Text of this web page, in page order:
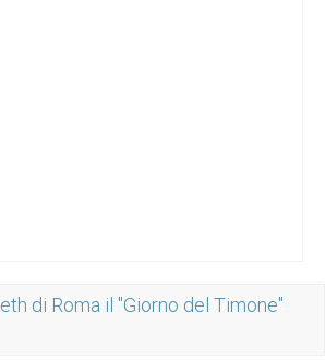
di Roma il "Giorno del Timone"